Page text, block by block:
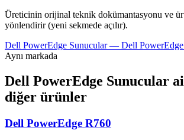
Üreticinin orijinal teknik dokümantasyonu ve
yönlendirir (yeni sekmede açılır).
Dell PowerEdge Sunucular— Dell
Aynı markada
Dell PowerEdge Sunucular
diğer ürünler
Dell PowerEdge R760